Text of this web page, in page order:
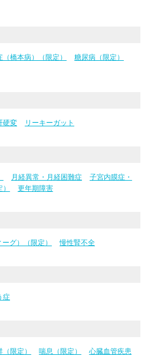
橋本病）（限定）
糖尿病（限定）
硬変 リーキーガット
月経異常・月経困難症
子宮内膜症・
更年期障害
グ）（限定） 慢性腎不全
症
限定） 喘息（限定）
心臓血管疾患